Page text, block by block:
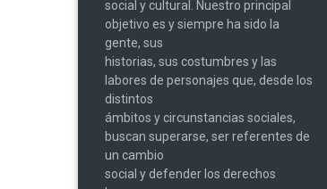
social y cultural. Nuestro principal
objetivo es y siempre ha sido la
gente, sus
historias, sus costumbres y las
labores de personajes que, desde los
distintos
ámbitos y circunstancias sociales,
buscan superarse, ser referentes de
un cambio
social y defender los derechos